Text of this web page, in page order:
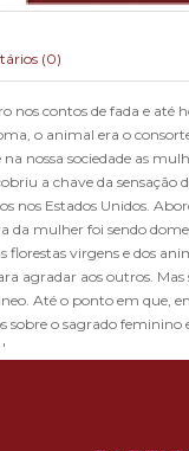
(0)
contos de fada e até
o animal era o
nossa sociedade as
a chave da
nos Estados Unidos.
mulher foi sendo
virgens e dos
agradar aos outros. Mas
Até o ponto em que,
sobre o sagrado
'